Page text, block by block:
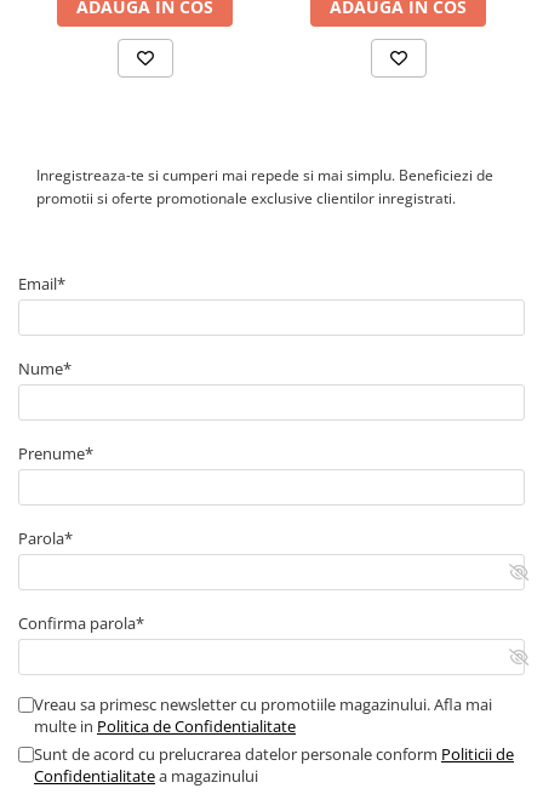
Canal cablu perforat
Cutie ABS modulara
Jgheaburi
Tablou metalic
Tablou organizare santier necablat
Tub flexibil metalic
Protectie
Aparate de masura si comanda
Butoane
Buton ciuperca
Contactoare
Contactor industrial
Contactor modular
ADAUGA IN COS ADAUGA IN COS
Inregistreaza-te si cumperi mai repede si mai simplu. Beneficiezi de
promotii si oferte promotionale exclusive clientilor inregistrati.
Email*
Nume*
Prenume*
Parola*
Confirma parola*
Vreau sa primesc newsletter cu promotiile magazinului. Afla mai
multe in Politica de Confidentialitate
Sunt de acord cu prelucrarea datelor personale conform Politicii de
Confidentialitatea magazinului